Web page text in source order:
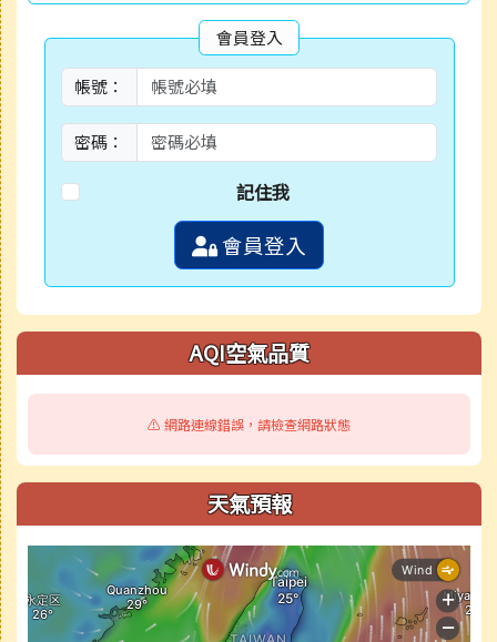
會員登入
帳號：
密碼：
記住我
會員登入
AQI空氣品質
⚠️ 網路連線錯誤，請檢查網路狀態
天氣預報